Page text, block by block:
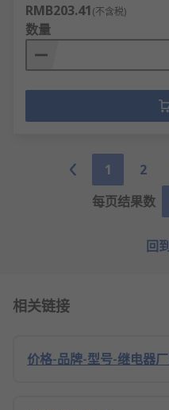
RMB203.41(不含税)
数量
1 2
每页结果数
回
相关链接
价格-品牌-型号-继电器